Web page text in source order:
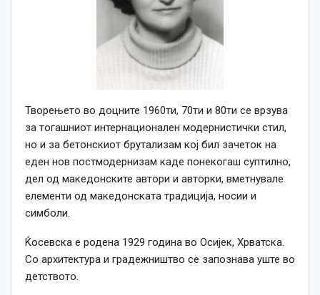
Творењето во доцните 1960ти, 70ти и 80ти се врзува
за тогашниот интернационален модернистички стил,
но и за бетонскиот брутализам кој бил зачеток на
еден нов постмодернизам каде понекогаш суптилно,
дел од македонските автори и авторки, вметнувале
елементи од македонската традиција, носии и
симболи.
Ќосевска е родена 1929 година во Осијек, Хрватска.
Со архитектура и градежништво се запознава уште во
детството.